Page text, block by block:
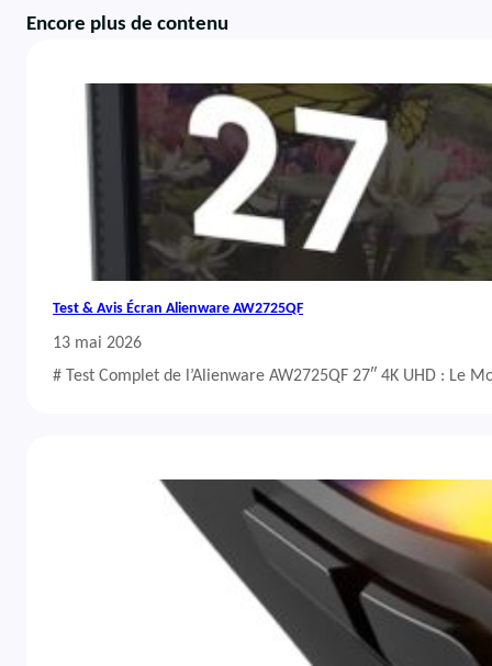
Encore plus de contenu
Test & Avis Écran Alienware AW2725QF
13 mai 2026
# Test Complet de l’Alienware AW2725QF 27″ 4K UHD : Le